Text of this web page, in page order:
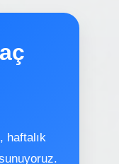
haftalık